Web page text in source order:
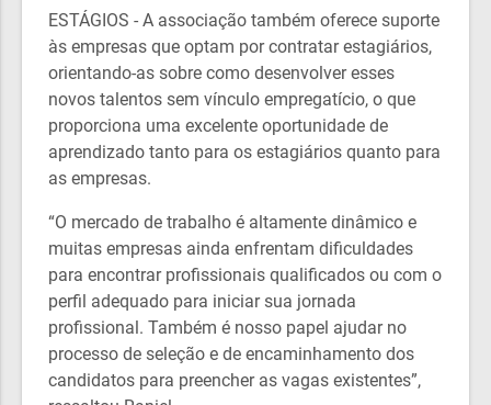
ESTÁGIOS - A associação também oferece suporte
às empresas que optam por contratar estagiários,
orientando-as sobre como desenvolver esses
novos talentos sem vínculo empregatício, o que
proporciona uma excelente oportunidade de
aprendizado tanto para os estagiários quanto para
as empresas.
“O mercado de trabalho é altamente dinâmico e
muitas empresas ainda enfrentam dificuldades
para encontrar profissionais qualificados ou com o
perfil adequado para iniciar sua jornada
profissional. Também é nosso papel ajudar no
processo de seleção e de encaminhamento dos
candidatos para preencher as vagas existentes”,